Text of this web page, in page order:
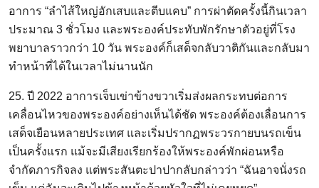
อาการ “ลำไส้ใหญ่อักเสบและตีบแคบ” การผ่าตัดครั้งนี้กินเวลา
ประมาณ 3 ชั่วโมง และพระองค์ประทับพักรักษาตัวอยู่ที่โรง
พยาบาลราวกว่า 10 วัน พระองค์ก็เสด็จกลับวาติกันและกลับมา
ทำหน้าที่ได้ในเวลาไม่นานนัก
25. ปี 2022 อาการเจ็บเข่าข้างขวาเริ่มส่งผลกระทบต่อการ
เคลื่อนไหวของพระองค์อย่างเห็นได้ชัด พระองค์ต้องเลื่อนการ
เสด็จเยือนหลายประเทศ และเริ่มปรากฏพระวรกายบนรถเข็น
เป็นครั้งแรก แม้จะมีเสียงเรียกร้องให้พระองค์พักผ่อนหรือ
จำกัดภารกิจลง แต่พระสันตะปาปากลับกล่าวว่า “ฉันอาจนั่งรถ